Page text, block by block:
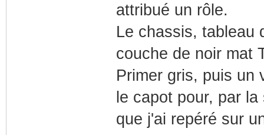
attribué un rôle.
Le chassis, tableau
couche de noir mat
Primer gris, puis un
le capot pour, par
que j'ai repéré sur